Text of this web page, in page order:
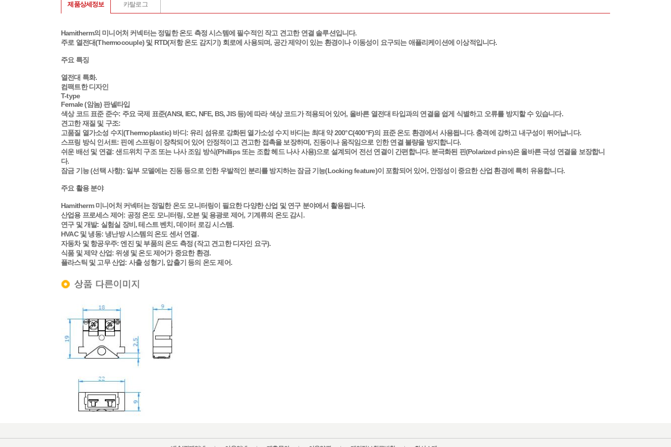
제품상세정보 카탈로그
Hamitherm의 미니어처 커넥터는 정밀한 온도 측정 시스템에 필수적인 작고 견고한 연결 솔루션입니다.
주로 열전대(Thermocouple) 및 RTD(저항 온도 감지기) 회로에 사용되며, 공간 제약이 있는 환경이나 이동성이 요구되는 애플리케이션에 이상적입니다.
주요 특징
열전대 특화.
컴팩트한 디자인
T-type
Female (암놈) 판넬타입
색상 코드 표준 준수: 주요 국제 표준(ANSI, IEC, NFE, BS, JIS 등)에 따라 색상 코드가 적용되어 있어, 올바른 열전대 타입과의 연결을 쉽게 식별하고 오류를 방지할 수 있습니다.
견고한 재질 및 구조:
고품질 열가소성 수지(Thermoplastic) 바디: 유리 섬유로 강화된 열가소성 수지 바디는 최대 약 200°C(400°F)의 표준 온도 환경에서 사용됩니다. 충격에 강하고 내구성이 뛰어납니다.
스프링 방식 인서트: 핀에 스프링이 장착되어 있어 안정적이고 견고한 접촉을 보장하며, 진동이나 움직임으로 인한 연결 불량을 방지합니다.
쉬운 배선 및 연결:샌드위치 구조 또는 나사 조임 방식(Phillips 또는 조합 헤드 나사 사용)으로 설계되어 전선 연결이 간편합니다. 분극화된 핀(Polarized pins)은 올바른 극성 연결을 보장합니
다.
잠금 기능 (선택 사항):일부 모델에는 진동 등으로 인한 우발적인 분리를 방지하는 잠금 기능(Locking feature)이 포함되어 있어, 안정성이 중요한 산업 환경에 특히 유용합니다.
주요 활용 분야
Hamitherm 미니어처 커넥터는 정밀한 온도 모니터링이 필요한 다양한 산업 및 연구 분야에서 활용됩니다.
산업용 프로세스 제어: 공정 온도 모니터링, 오븐 및 용광로 제어, 기계류의 온도 감시.
연구 및 개발: 실험실 장비, 테스트 벤치, 데이터 로깅 시스템.
HVAC 및 냉동: 냉난방 시스템의 온도 센서 연결.
자동차 및 항공우주: 엔진 및 부품의 온도 측정 (작고 견고한 디자인 요구).
식품 및 제약 산업: 위생 및 온도 제어가 중요한 환경.
플라스틱 및 고무 산업: 사출 성형기, 압출기 등의 온도 제어.